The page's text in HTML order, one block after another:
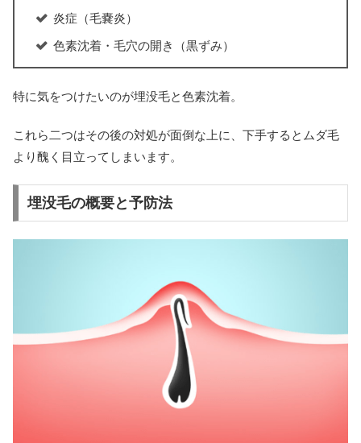
炎症（毛嚢炎）
色素沈着・毛穴の開き（黒ずみ）
特に気をつけたいのが埋没毛と色素沈着。
これら二つはその後の対処が面倒な上に、下手するとムダ毛
より醜く目立ってしまいます。
埋没毛の概要と予防法